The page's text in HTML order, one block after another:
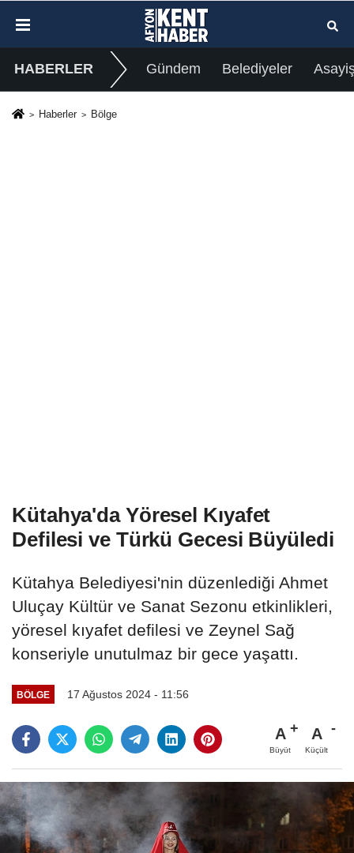
HABERLER Gündem Belediyeler
Haberler Bölge
Kütahya'da Yöresel Kıyafet
Defilesi ve Türkü Gecesi Büyüledi
Kütahya Belediyesi'nin düzenlediği Ahmet
Uluçay Kültür ve Sanat Sezonu etkinlikleri,
yöresel kıyafet defilesi ve Zeynel Sağ
konseriyle unutulmaz bir gece yaşattı.
BÖLGE 17 Ağustos 2024 - 11:56
A
Büyüt
A
Küçült